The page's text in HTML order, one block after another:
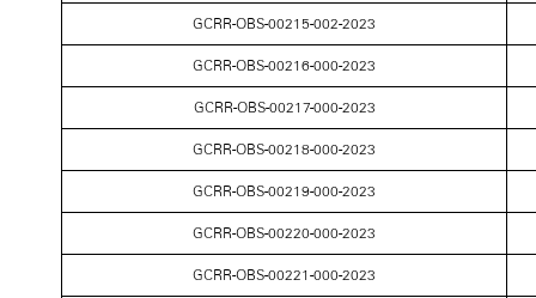
GCRR-OBS-00215-002-2023
GCRR-OBS-00216-000-2023
GCRR-OBS-00217-000-2023
GCRR-OBS-00218-000-2023
GCRR-OBS-00219-000-2023
GCRR-OBS-00220-000-2023
GCRR-OBS-00221-000-2023